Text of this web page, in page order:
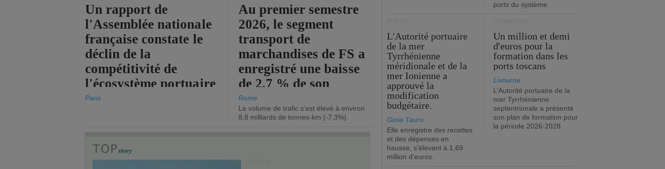
Un rapport de
l'Assemblée nationale
française constate le
déclin de la
compétitivité de
l'écosystème portuaire
de l'État.
Paris
Au premier semestre
2026, le segment
transport de
marchandises de FS a
enregistré une baisse
de 2,7 % de son
chiffre d'affaires
opérationnel.
Rome
Le volume de trafic s'est élevé à environ
8,8 milliards de tonnes-km (-7,3%).
ports du système
L'Autorité portuaire
de la mer
Tyrrhénienne
méridionale et de la
mer Ionienne a
approuvé la
modification
budgétaire.
Gioia Tauro
Elle enregistre des recettes
et des dépenses en
hausse, s'élevant à 1,69
million d'euros.
Un million et demi
d'euros pour la
formation dans les
ports toscans
Livourne
L’Autorité portuaire de la
mer Tyrrhénienne
septentrionale a présenté
son plan de formation pour
la période 2026-2028.